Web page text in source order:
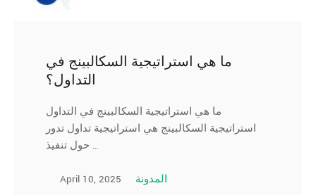
ما هي استراتيجية السكالبينج في
التداول؟
ما هي استراتيجية السكالبينج في التداول
استراتيجية السكالبينج هي استراتيجية تداول تدور
حول تنفيذ …
April 10, 2025 المدونة